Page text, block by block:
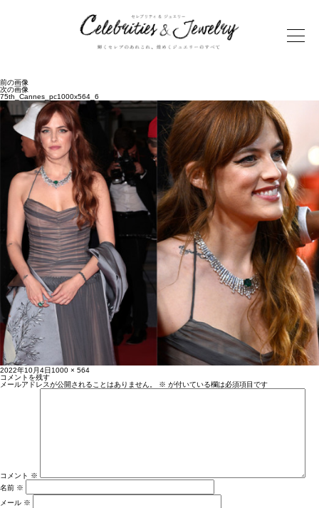
前の画像
次の画像
75th_Cannes_pc1000x564_6
投
稿
日:
2022年10月4日 フ
サ
イ
1000 × 564
コメントを残す
メールアドレスが公開されることはありません。
※ が付いている欄は必須項目です
コメント ※
名前 ※
メール ※